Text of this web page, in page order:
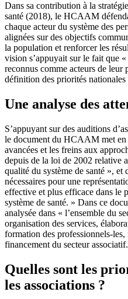
Dans sa contribution à la
santé (2018), le HCAAM
chaque acteur du système des
alignées sur des objectifs
la population et renforcer les
vision s’appuyait sur le fait que
reconnus comme acteurs de leur
définition des priorités nationales
Une analyse des
S’appuyant sur des auditions
le document du HCAAM met en
avancées et les freins aux
depuis de la loi de 2002 relative
qualité du système de santé », et
nécessaires pour une
effective et plus efficace dans le
système de santé. » Dans ce
analysée dans « l’ensemble du
organisation des services,
formation des professionnels-
financement du secteur
Quelles sont les
les associations ?